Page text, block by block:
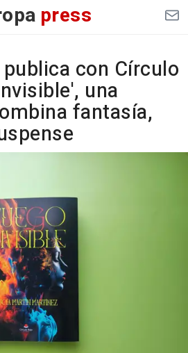
press
con Círculo
una
fantasía,